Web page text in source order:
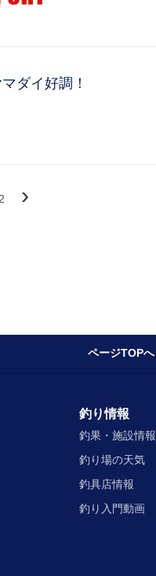
ダイ好調！
2 ›次
へ
ページTOPへ
釣り情報
釣果・施設情報
釣り場の天気
釣具店情報
釣り入門動画